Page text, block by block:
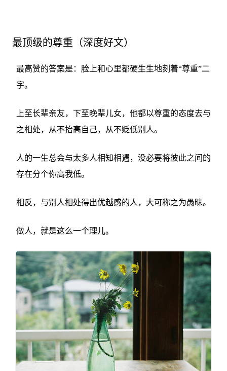
最顶级的尊重（深度好文）
最高赞的答案是：脸上和心里都硬生生地刻着“尊重”二
字。
上至长辈亲友，下至晚辈儿女，他都以尊重的态度去与
之相处，从不抬高自己，从不贬低别人。
人的一生总会与太多人相知相遇，没必要将彼此之间的
存在分个你高我低。
相反，与别人相处得出优越感的人，大可称之为愚昧。
做人，就是这么一个理儿。